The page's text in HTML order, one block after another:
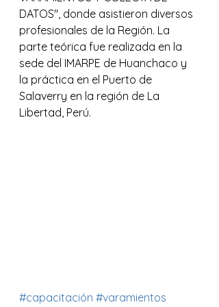
DATOS", donde asistieron diversos
profesionales de la Región. La
parte teórica fue realizada en la
sede del IMARPE de Huanchaco y
la práctica en el Puerto de
Salaverry en la región de La
Libertad, Perú.
#capacitación #varamientos